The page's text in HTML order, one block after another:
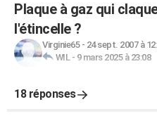
Plaque à gaz qui
l'étincelle ?
Virginie65- 24 sept. 2007 à
WIL- 9 mars 2025 à 23:08
18 réponses